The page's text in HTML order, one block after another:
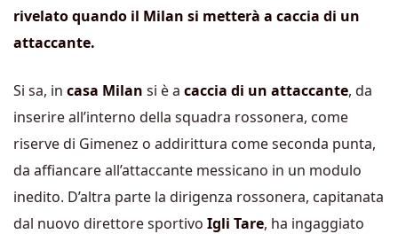
rivelato quando il Milan si metterà a caccia di un
attaccante.
Si sa, in casa Milan si è a caccia di un attaccante, da
inserire all’interno della squadra rossonera, come
riserve di Gimenez o addirittura come seconda punta,
da affiancare all’attaccante messicano in un modulo
inedito. D’altra parte la dirigenza rossonera, capitanata
dal nuovo direttore sportivo Igli Tare, ha ingaggiato